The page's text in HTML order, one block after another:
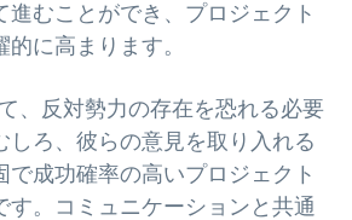
進むことができ、プロジェクト
に高まります。
、反対勢力の存在を恐れる必要
しろ、彼らの意見を取り入れる
で成功確率の高いプロジェクト
す。コミュニケーションと共通